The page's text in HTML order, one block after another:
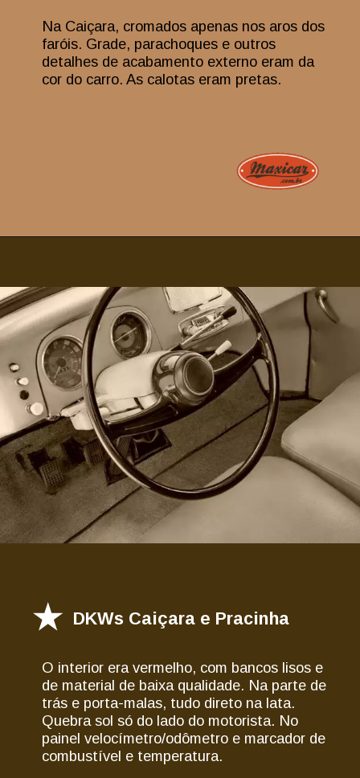
Na Caiçara, cromados apenas nos aros dos
faróis. Grade, parachoques e outros
detalhes de acabamento externo eram da
cor do carro. As calotas eram pretas.
O interior era vermelho, com bancos lisos e
de material de baixa qualidade. Na parte de
trás e porta-malas, tudo direto na lata.
Quebra sol só do lado do motorista. No
painel velocímetro/odômetro e marcador de
combustível e temperatura.
DKWs Caiçara e Pracinha